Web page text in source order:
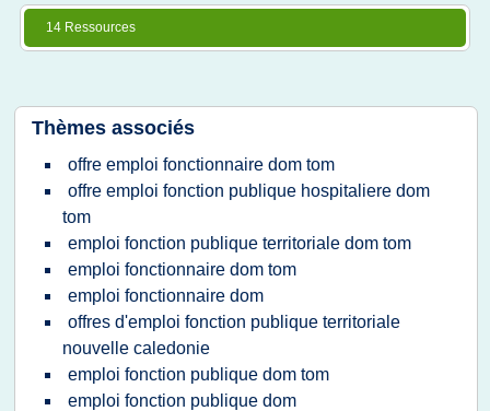
14 Ressources
Thèmes associés
offre emploi fonctionnaire dom tom
offre emploi fonction publique hospitaliere dom
tom
emploi fonction publique territoriale dom tom
emploi fonctionnaire dom tom
emploi fonctionnaire dom
offres d'emploi fonction publique territoriale
nouvelle caledonie
emploi fonction publique dom tom
emploi fonction publique dom